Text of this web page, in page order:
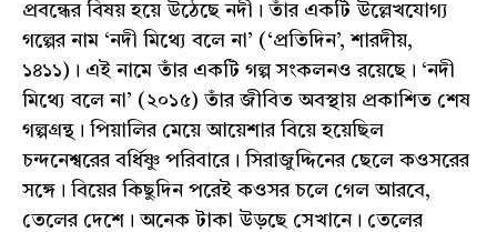
প্রবন্ধের বিষয় হয়ে উঠেছে নদী। তাঁর একটি উল্লেখযোগ্য
গল্পের নাম ‘নদী মিথ্যে বলে না’ (‘প্রতিদিন’, শারদীয়,
১৪১১)। এই নামে তাঁর একটি গল্প সংকলনও রয়েছে। ‘নদী
মিথ্যে বলে না’ (২০১৫) তাঁর জীবিত অবস্থায় প্রকাশিত শেষ
গল্পগ্রন্থ। পিয়ালির মেয়ে আয়েশার বিয়ে হয়েছিল
চন্দনেশ্বরের বর্ধিষ্ণু পরিবারে। সিরাজুদ্দিনের ছেলে কওসরের
সঙ্গে। বিয়ের কিছুদিন পরেই কওসর চলে গেল আরবে,
তেলের দেশে। অনেক টাকা উড়ছে সেখানে। তেলের